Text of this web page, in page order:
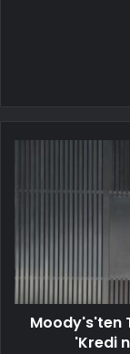
Moody's'ten
'Kredi